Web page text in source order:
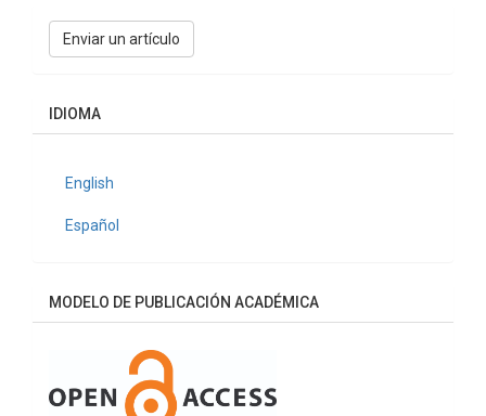
Enviar
unEnviar un artículo
IDIOMA
English
Español
MODELO DE PUBLICACIÓN ACADÉMICA